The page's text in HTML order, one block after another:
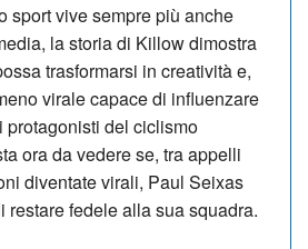
sport vive sempre più anche
la storia di Killow dimostra
trasformarsi in creatività e,
virale capace di influenzare
protagonisti del ciclismo
ora da vedere se, tra appelli
diventate virali, Paul Seixas
restare fedele alla sua squadra.